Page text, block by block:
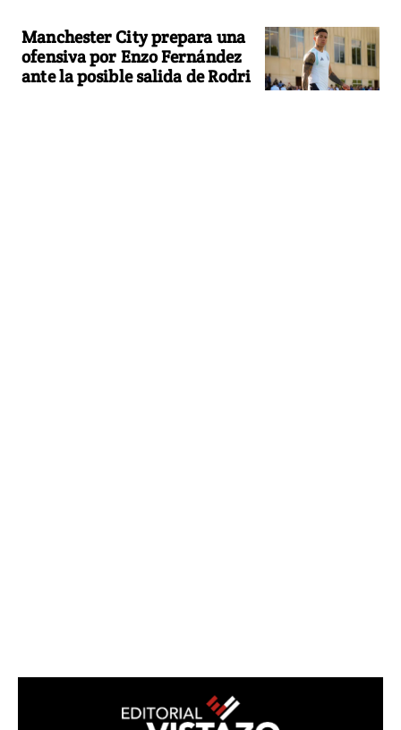
Manchester City prepara una
ofensiva por Enzo Fernández
ante la posible salida de Rodri